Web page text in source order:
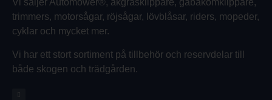
Vi säljer Automower®, åkgräsklippare, gåbakomklippare,
trimmers, motorsågar, röjsågar, lövblåsar, riders, mopeder,
cyklar och mycket mer.
Vi har ett stort sortiment på tillbehör och reservdelar till
både skogen och trädgården.